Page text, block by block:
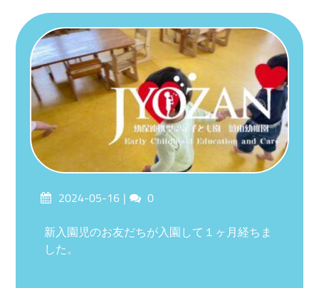
Posted2024-05-16 Comments
0
新入園児のお友だちが入園して１ヶ月経ちま
した。